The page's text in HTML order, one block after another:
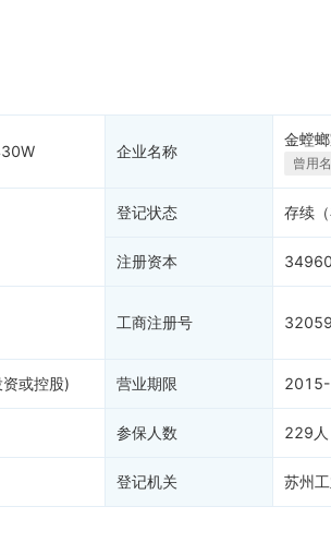
清算信息
企业名称
金螳
曾用名
登记状态 存续
注册资本
工商注册号
或控股) 营业期限 2015-
参保人数 229人
登记机关 苏州